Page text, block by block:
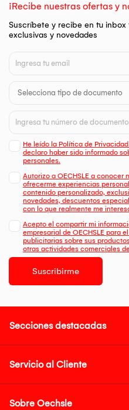
¡Recibe nuestras ofertas y
Suscríbete y recibe en tu
exclusivas y novedades
He leído la Política de
declaro haber sido informado
personales.
Autorizo a OECHSLE a conocer
ofrecerme experiencias
contenido personalizado,
novedades, descuentos
con lo que realmente me
Acepto el compartir mi
empresarial de OECHSLE para
publicitarias sobre sus
otras actividades comerciales
Suscribirme
Secciones destacadas
Servicio al Cliente
Sobre Oechsle